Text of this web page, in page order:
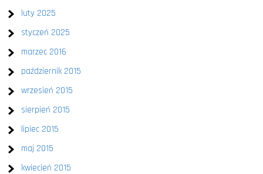
luty 2025
styczeń 2025
marzec 2016
październik 2015
wrzesień 2015
sierpień 2015
lipiec 2015
maj 2015
kwiecień 2015